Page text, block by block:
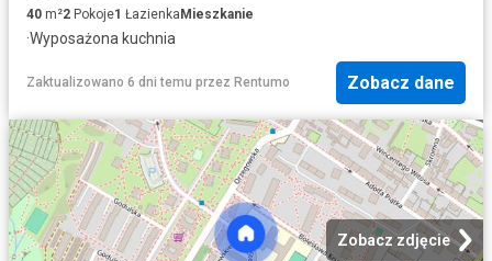
40 m²2 Pokoje1 ŁazienkaMieszkanie
·Wyposażona kuchnia
Zaktualizowano 6 dni temu przez Rentumo Zobacz dane
Zobacz zdjęcie